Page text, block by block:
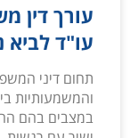
עורך דין
עו"ד לביא
תחום דיני
והמשמעותיות
במצבים בהם